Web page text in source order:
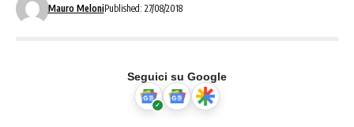
Mauro MeloniPublished: 27/08/2018
Seguici su Google